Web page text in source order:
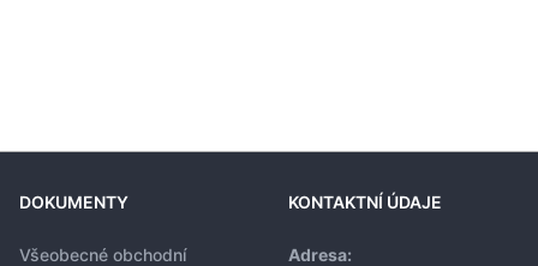
DOKUMENTY
Všeobecné obchodní
KONTAKTNÍ ÚDAJE
Adresa: